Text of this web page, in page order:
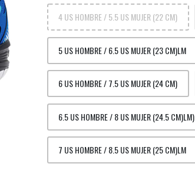
4 US HOMBRE / 5.5 US MUJER (22 CM)
5 US HOMBRE / 6.5 US MUJER (23 CM)LM
6 US HOMBRE / 7.5 US MUJER (24 CM)
6.5 US HOMBRE / 8 US MUJER (24.5 CM)LM)
7 US HOMBRE / 8.5 US MUJER (25 CM)LM